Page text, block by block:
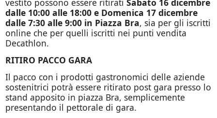
vestito possono essere ritirati Sabato 16 dicembre
dalle 10:00 alle 18:00 e Domenica 17 dicembre
dalle 7:30 alle 9:00 in Piazza Bra, sia per gli iscritti
online che per quelli iscritti nei punti vendita
Decathlon.
RITIRO PACCO GARA
Il pacco con i prodotti gastronomici delle aziende
sostenitrici potrà essere ritirato post gara presso lo
stand apposito in piazza Bra, semplicemente
presentando il pettorale di gara.